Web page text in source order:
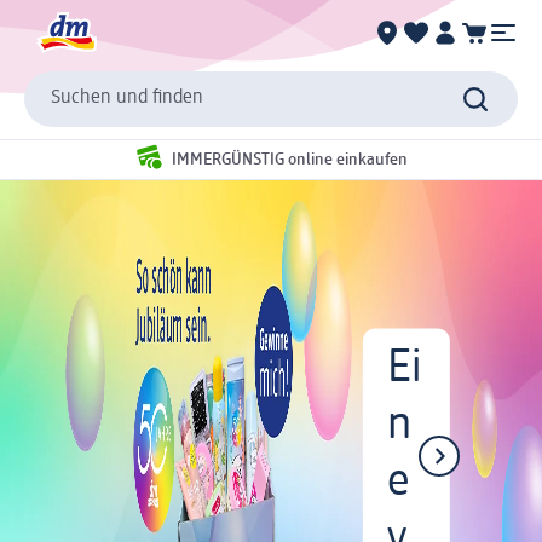
Suchen und finden
IMMERGÜNSTIG online einkaufen
Ei
n
e